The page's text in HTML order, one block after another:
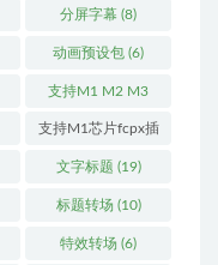
(11)
分屏字幕 (8)
动画预设包 (6)
支持M1 M2 M3
(25)
支持M1芯片fcpx插
件(460)
文字标题 (19)
标题转场 (10)
特效转场 (6)